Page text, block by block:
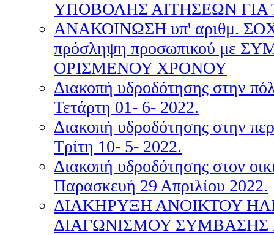
ΥΠΟΒΟΛΗΣ ΑΙΤΗΣΕΩΝ ΓΙΑ
ΑΝΑΚΟΙΝΩΣΗ υπ' αριθμ. ΣΟΧ
πρόσληψη προσωπικού με
ΟΡΙΣΜΕΝΟΥ ΧΡΟΝΟΥ
Διακοπή υδροδότησης στην
Τετάρτη 01- 6- 2022.
Διακοπή υδροδότησης στην
Τρίτη 10- 5- 2022.
Διακοπή υδροδότησης στον
Παρασκευή 29 Απριλίου 2022.
ΔΙΑΚΗΡΥΞΗ ΑΝΟΙΚΤΟΥ
ΔΙΑΓΩΝΙΣΜΟΥ